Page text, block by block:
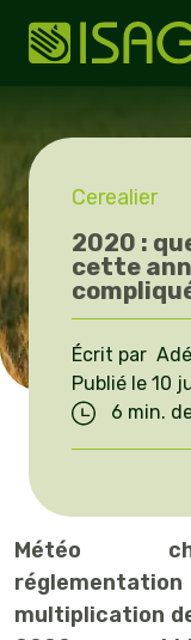
Cerealier
2020 :
cette
Écrit par
Publié le 10
6 min.
Météo
multiplication